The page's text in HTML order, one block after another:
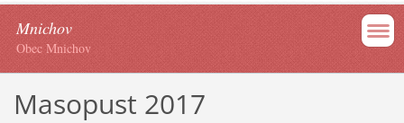
Mnichov
Obec Mnichov
Masopust 2017